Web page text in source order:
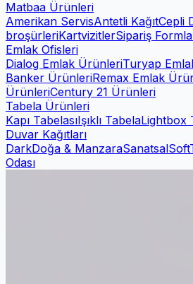
Matbaa Ürünleri
Amerikan ServisAntetli KağıtCepli
broşürleriKartvizitlerSipariş
Emlak Ofisleri
Dialog Emlak ÜrünleriTuryap
Banker ÜrünleriRemax Emlak
ÜrünleriCentury 21 Ürünleri
Tabela Ürünleri
Kapı TabelasıIşıklı TabelaLightbox
Duvar Kağıtları
DarkDoğa & ManzaraSanatsalSoft
Odası